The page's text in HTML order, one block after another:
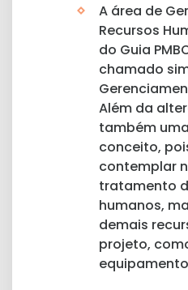
A área de
Recursos
do Guia
chamado
Além da
também
conceito,
contemplar
tratamento
humanos,
demais
projeto,